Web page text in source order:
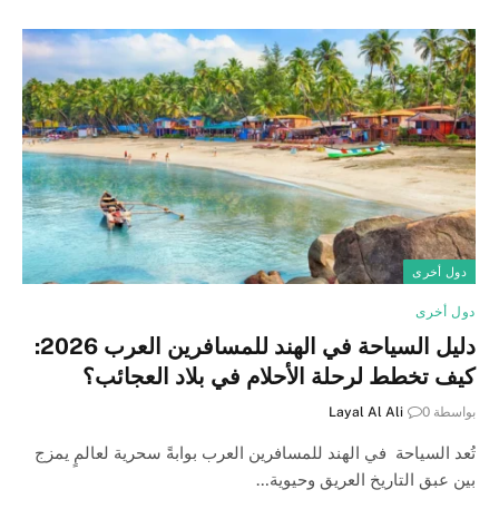
دول أخرى
دول أخرى
دليل السياحة في الهند للمسافرين العرب 2026:
كيف تخطط لرحلة الأحلام في بلاد العجائب؟
بواسطة Layal Al Ali 0
تُعد السياحة في الهند للمسافرين العرب بوابةً سحرية لعالمٍ يمزج
بين عبق التاريخ العريق وحيوية…